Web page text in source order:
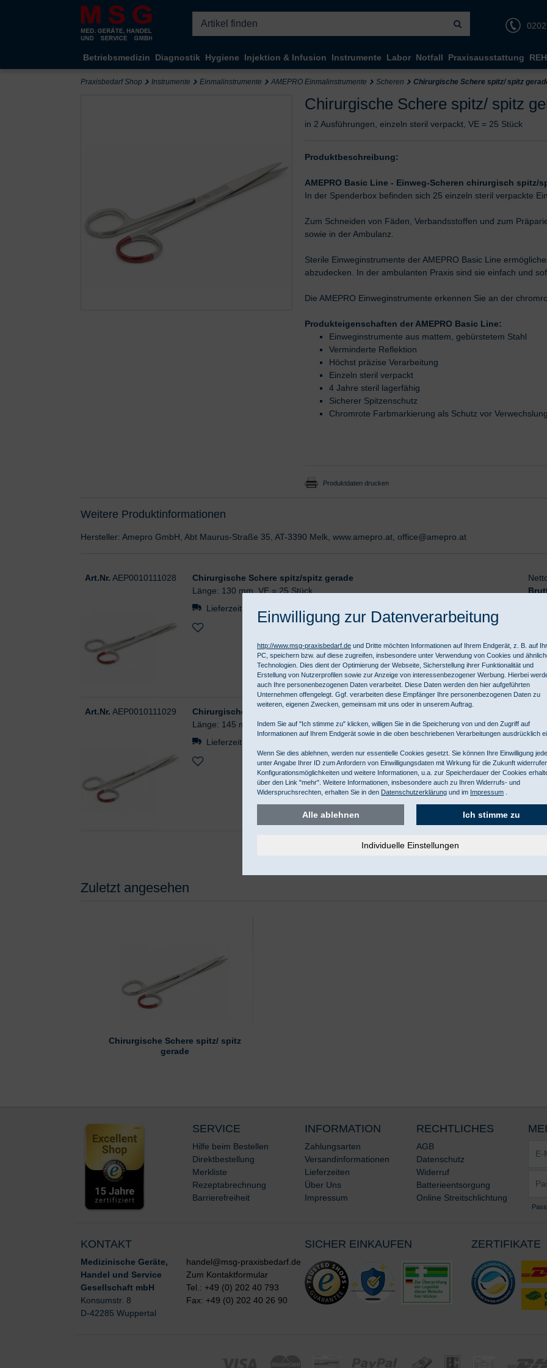
Kompletten Head der Seite überspringen
Betriebsmedizin Diagnostik Hygiene Injektion & Infusion Instrumente Labor Notfall Praxisausstattung
Praxisbedarf Shop Instrumente Einmalinstrumente AMEPRO Einmalinstrumente Scheren Chirurgische Schere spitz/ spitz
Chirurgische Schere spitz/ spitz
in 2 Ausführungen, einzeln steril verpackt, VE = 25 Stück
Produktbeschreibung:
AMEPRO Basic Line - Einweg-Scheren chirurgisch spitz/
In der Spenderbox befinden sich 25 einzeln steril verpackte
Zum Schneiden von Fäden, Verbandsstoffen und zum
sowie in der Ambulanz.
Sterile Einweginstrumente der AMEPRO Basic Line
abzudecken. In der ambulanten Praxis sind sie einfach und
Die AMEPRO Einweginstrumente erkennen Sie an der
Produkteigenschaften der AMEPRO Basic Line:
Einweginstrumente aus mattem, gebürstetem Stahl
Verminderte Reflektion
Höchst präzise Verarbeitung
Einzeln steril verpackt
4 Jahre steril lagerfähig
Sicherer Spitzenschutz
Chromrote Farbmarkierung als Schutz vor Verwechslung
Produktdaten drucken
Weitere Produktinformationen
Hersteller: Amepro GmbH, Abt Maurus-Straße 35, AT-3390 Melk, www.amepro.at, office@amepro.at
Art.Nr. AEP0010111028
Chirurgische Schere spitz/spitz gerade
Länge: 130 mm, VE = 25 Stück
Lieferzeit ca. 4-7 Tage
Art.Nr. AEP0010111029
Chirurgische Schere spitz/spitz gerade
Länge: 145 mm, VE = 25 Stück
Lieferzeit ca. 4-7 Tage
Zuletzt angesehen
Chirurgische Schere spitz/ spitz
gerade
SERVICE
Hilfe beim Bestellen
Direktbestellung
Merkliste
Rezeptabrechnung
Barrierefreiheit
INFORMATION
Zahlungsarten
Versandinformationen
Lieferzeiten
Über Uns
Impressum
RECHTLICHES
AGB
Datenschutz
Widerruf
Batterieentsorgung
Online Streitschlichtung
Mail-
KONTAKT
Medizinische Geräte,
Handel und Service
Gesellschaft mbH
Konsumstr. 8
D-42285 Wuppertal
handel@msg-praxisbedarf.de
Zum Kontaktformular
Tel.: +49 (0) 202 40 793
Fax: +49 (0) 202 40 26 90
SICHER EINKAUFEN ZERTIFIKATE
Einwilligung zur Datenverarbeitung
http://www.msg-praxisbedarf.de und Dritte möchten Informationen auf Ihrem Endgerät, z. B. auf
PC, speichern bzw. auf diese zugreifen, insbesondere unter Verwendung von Cookies und
Technologien. Dies dient der Optimierung der Webseite, Sicherstellung ihrer Funktionalität und
Erstellung von Nutzerprofilen sowie zur Anzeige von interessenbezogener Werbung. Hierbei
auch Ihre personenbezogenen Daten verarbeitet. Diese Daten werden den hier aufgeführten
Unternehmen offengelegt. Ggf. verarbeiten diese Empfänger Ihre personenbezogenen Daten zu
weiteren, eigenen Zwecken, gemeinsam mit uns oder in unserem Auftrag.
Indem Sie auf "Ich stimme zu" klicken, willigen Sie in die Speicherung von und den Zugriff auf
Informationen auf Ihrem Endgerät sowie in die oben beschriebenen Verarbeitungen ausdrücklich
Wenn Sie dies ablehnen, werden nur essentielle Cookies gesetzt. Sie können Ihre Einwilligung
unter Angabe Ihrer ID zum Anfordern von Einwilligungsdaten mit Wirkung für die Zukunft
Konfigurationsmöglichkeiten und weitere Informationen, u.a. zur Speicherdauer der Cookies
über den Link "mehr". Weitere Informationen, insbesondere auch zu Ihren Widerrufs- und
Widerspruchsrechten, erhalten Sie in den Datenschutzerklärung und im Impressum
Ich stimme zu
Alle ablehnen